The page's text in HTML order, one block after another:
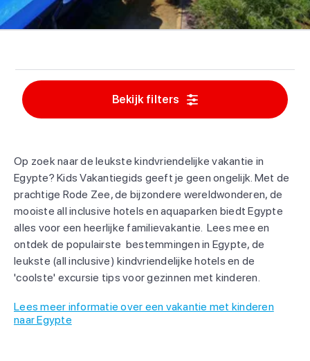
Bekijk filters
Op zoek naar de leukste kindvriendelijke vakantie in
Egypte? Kids Vakantiegids geeft je geen ongelijk. Met de
prachtige Rode Zee, de bijzondere wereldwonderen, de
mooiste all inclusive hotels en aquaparken biedt Egypte
alles voor een heerlijke familievakantie. Lees mee en
ontdek de populairste bestemmingen in Egypte, de
leukste (all inclusive) kindvriendelijke hotels en de
'coolste' excursie tips voor gezinnen met kinderen.
Lees meer informatie over een vakantie met kinderen
naar Egypte